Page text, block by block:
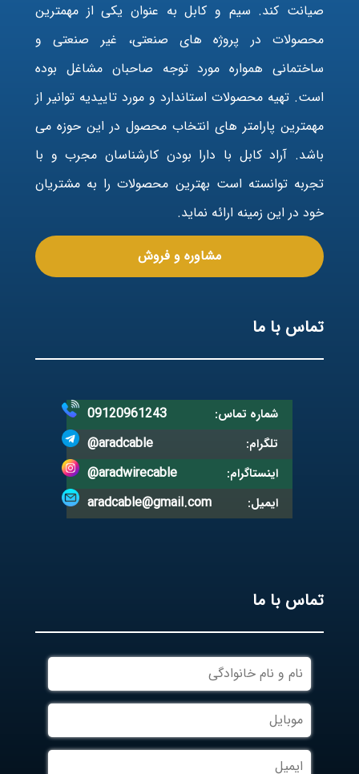
صیانت کند. سیم و کابل به عنوان یکی از مهمترین
محصولات در پروژه های صنعتی، غیر صنعتی و
ساختمانی همواره مورد توجه صاحبان مشاغل بوده
است. تهیه محصولات استاندارد و مورد تاییدیه توانیر از
مهمترین پارامتر های انتخاب محصول در این حوزه می
باشد. آراد کابل با دارا بودن کارشناسان مجرب و با
تجربه توانسته است بهترین محصولات را به مشتریان
خود در این زمینه ارائه نماید.
مشاوره و فروش
تماس با ما
شماره تماس: 09120961243
تلگرام: @aradcable
اینستاگرام: @aradwirecable
ایمیل: aradcable@gmail.com
تماس با ما